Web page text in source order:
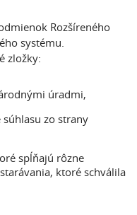
Rozšíreného
systému.
zložky:
úradmi,
zo strany
spĺňajú rôzne
ktoré schválila